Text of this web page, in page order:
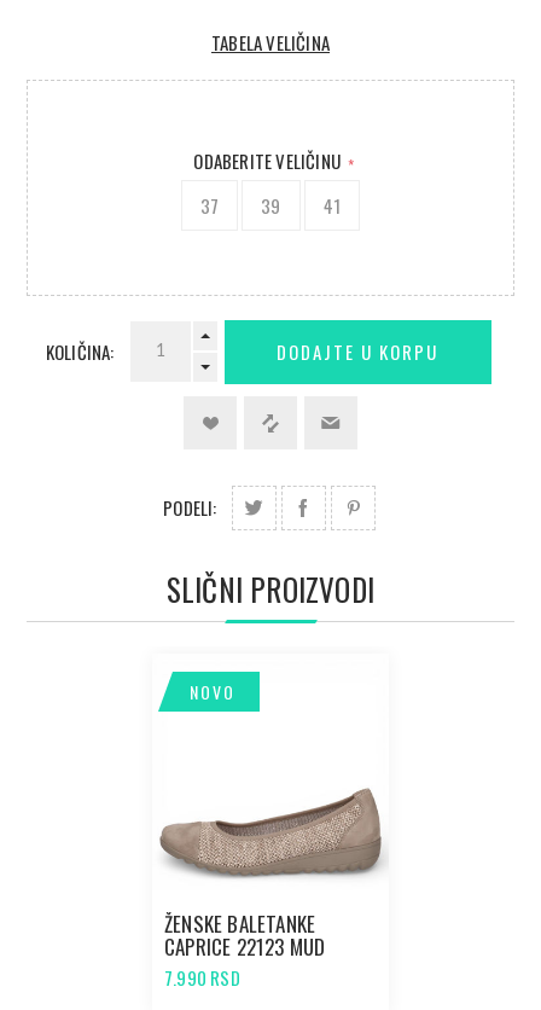
TABELA VELIČINA
ODABERITE VELIČINU *
37 39 41
KOLIČINA:
PODELI:
SLIČNI PROIZVODI
NOVO
ŽENSKE BALETANKE
CAPRICE 22123 MUD
COMB
7.990 RSD